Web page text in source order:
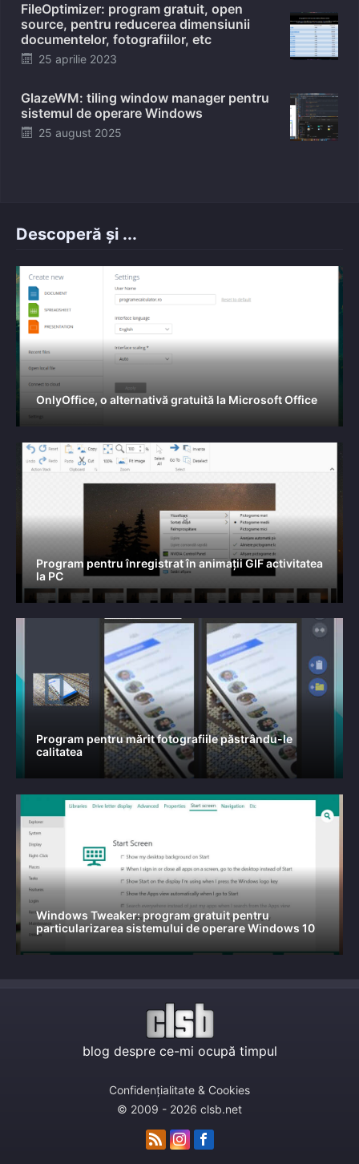
FileOptimizer: program gratuit, open
source, pentru reducerea dimensiunii
documentelor, fotografiilor, etc
Posted
25 aprilie 2023
GlazeWM: tiling window manager pentru
sistemul de operare Windows
Posted
25 august 2025
Descoperă și ...
OnlyOffice, o alternativă gratuită la Microsoft Office
Program pentru înregistrat în animații GIF activitatea
la PC
Program pentru mărit fotografiile păstrându-le
calitatea
Windows Tweaker: program gratuit pentru
particularizarea sistemului de operare Windows 10
blog despre ce-mi ocupă timpul
Confidențialitate & Cookies
© 2009 - 2026 clsb.net